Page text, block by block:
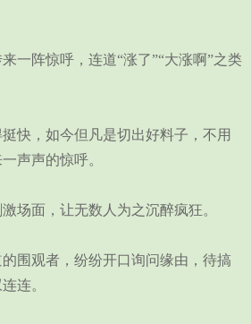
阵惊呼，连道“涨了”“大涨啊”之类
，如今但凡是切出好料子，不用
声声的惊呼。
面，让无数人为之沉醉疯狂。
观者，纷纷开口询问缘由，待搞
连。